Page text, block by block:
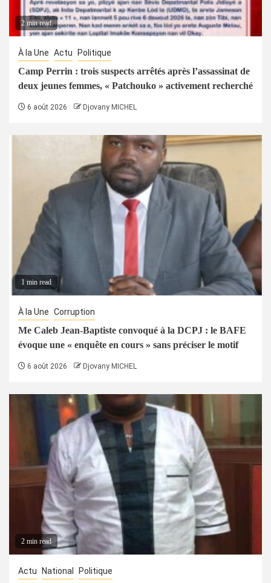
2 min read
À la Une Actu Politique
Camp Perrin : trois suspects arrêtés après l’assassinat de
deux jeunes femmes, « Patchouko » activement recherché
6 août 2026 Djovany MICHEL
1 min read
À la Une Corruption
Me Caleb Jean-Baptiste convoqué à la DCPJ : le BAFE
évoque une « enquête en cours » sans préciser le motif
6 août 2026 Djovany MICHEL
2 min read
Actu National Politique